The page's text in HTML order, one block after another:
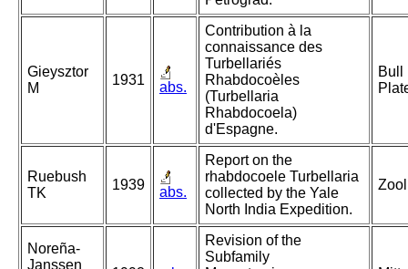
Gieysztor
M
1931 abs.
Contribution à la
connaissance des
Turbellariés
Rhabdocoèles
(Turbellaria
Rhabdocoela)
d'Espagne.
Bull
Ruebush
TK
1939 abs.
Report on the
rhabdocoele Turbellaria
collected by the Yale
North India Expedition.
Noreña-
Janssen
Revision of the
Subfamily